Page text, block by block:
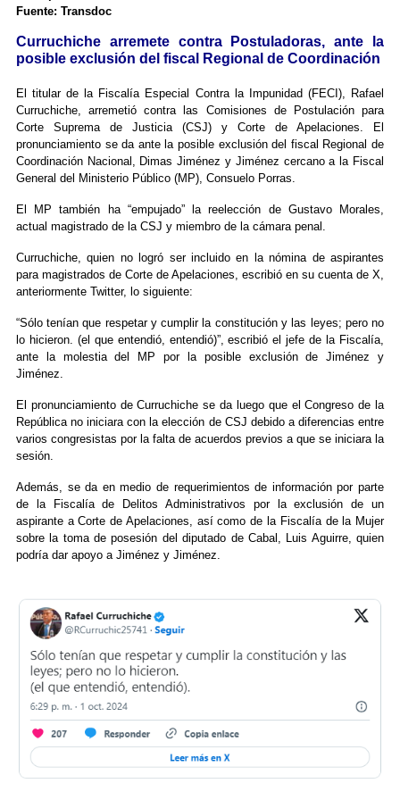
Fuente: Transdoc
Curruchiche arremete contra Postuladoras, ante la
posible exclusión del fiscal Regional de Coordinación
El titular de la Fiscalía Especial Contra la Impunidad (FECI), Rafael
Curruchiche, arremetió contra las Comisiones de Postulación para
Corte Suprema de Justicia (CSJ) y Corte de Apelaciones. El
pronunciamiento se da ante la posible exclusión del fiscal Regional de
Coordinación Nacional, Dimas Jiménez y Jiménez cercano a la Fiscal
General del Ministerio Público (MP), Consuelo Porras.
El MP también ha “empujado” la reelección de Gustavo Morales,
actual magistrado de la CSJ y miembro de la cámara penal.
Curruchiche, quien no logró ser incluido en la nómina de aspirantes
para magistrados de Corte de Apelaciones, escribió en su cuenta de X,
anteriormente Twitter, lo siguiente:
“Sólo tenían que respetar y cumplir la constitución y las leyes; pero no
lo hicieron. (el que entendió, entendió)”, escribió el jefe de la Fiscalía,
ante la molestia del MP por la posible exclusión de Jiménez y
Jiménez.
El pronunciamiento de Curruchiche se da luego que el Congreso de la
República no iniciara con la elección de CSJ debido a diferencias entre
varios congresistas por la falta de acuerdos previos a que se iniciara la
sesión.
Además, se da en medio de requerimientos de información por parte
de la Fiscalía de Delitos Administrativos por la exclusión de un
aspirante a Corte de Apelaciones, así como de la Fiscalía de la Mujer
sobre la toma de posesión del diputado de Cabal, Luis Aguirre, quien
podría dar apoyo a Jiménez y Jiménez.